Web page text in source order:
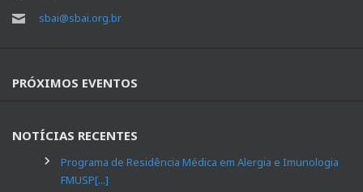
sbai@sbai.org.br
PRÓXIMOS EVENTOS
NOTÍCIAS RECENTES
Programa de Residência Médica em Alergia e Imunologia
FMUSP[...]